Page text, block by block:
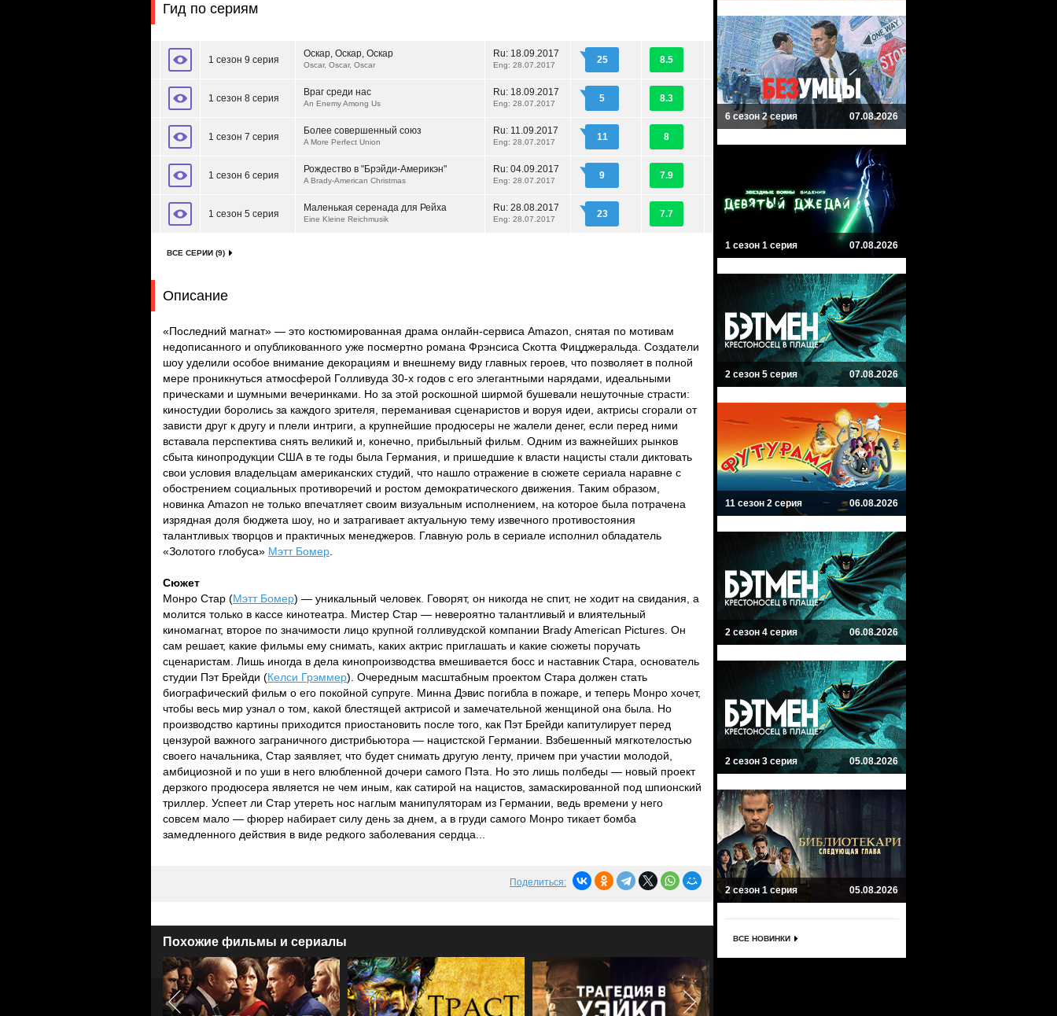
Гид по сериям
1 сезон 9 серия
Оскар, Оскар, Оскар
Oscar, Oscar, Oscar
Ru: 18.09.2017
Eng: 28.07.2017 25 8.5
1 сезон 8 серия
Враг среди нас
An Enemy Among Us
Ru: 18.09.2017
Eng: 28.07.2017 5 8.3
1 сезон 7 серия
Более совершенный союз
A More Perfect Union
Ru: 11.09.2017
Eng: 28.07.2017 11 8
1 сезон 6 серия
Рождество в "Брэйди-Америкэн"
A Brady-American Christmas
Ru: 04.09.2017
Eng: 28.07.2017 9 7.9
1 сезон 5 серия
Маленькая серенада для Рейха
Eine Kleine Reichmusik
Ru: 28.08.2017
Eng: 28.07.2017 23 7.7
ВСЕ СЕРИИ (9)
Описание
«Последний магнат» — это костюмированная драма онлайн-сервиса Amazon, снятая по мотивам
недописанного и опубликованного уже посмертно романа Фрэнсиса Скотта Фицджеральда. Создатели
шоу уделили особое внимание декорациям и внешнему виду главных героев, что позволяет в полной
мере проникнуться атмосферой Голливуда 30-х годов с его элегантными нарядами, идеальными
прическами и шумными вечеринками. Но за этой роскошной ширмой бушевали нешуточные страсти:
киностудии боролись за каждого зрителя, переманивая сценаристов и воруя идеи, актрисы сгорали от
зависти друг к другу и плели интриги, а крупнейшие продюсеры не жалели денег, если перед ними
вставала перспектива снять великий и, конечно, прибыльный фильм. Одним из важнейших рынков
сбыта кинопродукции США в те годы была Германия, и пришедшие к власти нацисты стали диктовать
свои условия владельцам американских студий, что нашло отражение в сюжете сериала наравне с
обострением социальных противоречий и ростом демократического движения. Таким образом,
новинка Amazon не только впечатляет своим визуальным исполнением, на которое была потрачена
изрядная доля бюджета шоу, но и затрагивает актуальную тему извечного противостояния
талантливых творцов и практичных менеджеров. Главную роль в сериале исполнил обладатель
«Золотого глобуса» Мэтт Бомер
Сюжет
Монро Стар (Мэтт Бомер) — уникальный человек. Говорят, он никогда не спит, не ходит на свидания, а
молится только в кассе кинотеатра. Мистер Стар — невероятно талантливый и влиятельный
киномагнат, второе по значимости лицо крупной голливудской компании Brady American Pictures. Он
сам решает, какие фильмы ему снимать, каких актрис приглашать и какие сюжеты поручать
сценаристам. Лишь иногда в дела кинопроизводства вмешивается босс и наставник Стара, основатель
студии Пэт Брейди (Келси Грэммер). Очередным масштабным проектом Стара должен стать
биографический фильм о его покойной супруге. Минна Дэвис погибла в пожаре, и теперь Монро хочет,
чтобы весь мир узнал о том, какой блестящей актрисой и замечательной женщиной она была. Но
производство картины приходится приостановить после того, как Пэт Брейди капитулирует перед
цензурой важного заграничного дистрибьютора — нацистской Германии. Взбешенный мягкотелостью
своего начальника, Стар заявляет, что будет снимать другую ленту, причем при участии молодой,
амбициозной и по уши в него влюбленной дочери самого Пэта. Но это лишь полбеды — новый проект
дерзкого продюсера является не чем иным, как сатирой на нацистов, замаскированной под шпионский
триллер. Успеет ли Стар утереть нос наглым манипуляторам из Германии, ведь времени у него
совсем мало — фюрер набирает силу день за днем, а в груди самого Монро тикает бомба
замедленного действия в виде редкого заболевания сердца...
Поделиться:
Похожие фильмы и сериалы
6 сезон 2 серия 07.08.2026
1 сезон 1 серия 07.08.2026
2 сезон 5 серия 07.08.2026
11 сезон 2 серия 06.08.2026
2 сезон 4 серия 06.08.2026
2 сезон 3 серия 05.08.2026
2 сезон 1 серия 05.08.2026
ВСЕ НОВИНКИ